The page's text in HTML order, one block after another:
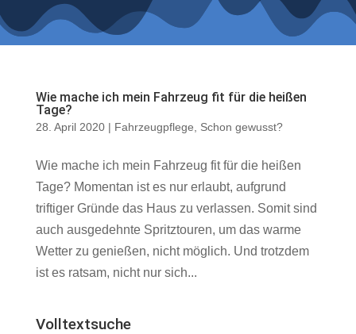
Wie mache ich mein Fahrzeug fit für die heißen
Tage?
28. April 2020| Fahrzeugpflege Schon gewusst?
Wie mache ich mein Fahrzeug fit für die heißen
Tage? Momentan ist es nur erlaubt, aufgrund
triftiger Gründe das Haus zu verlassen. Somit sind
auch ausgedehnte Spritztouren, um das warme
Wetter zu genießen, nicht möglich. Und trotzdem
ist es ratsam, nicht nur sich...
Volltextsuche